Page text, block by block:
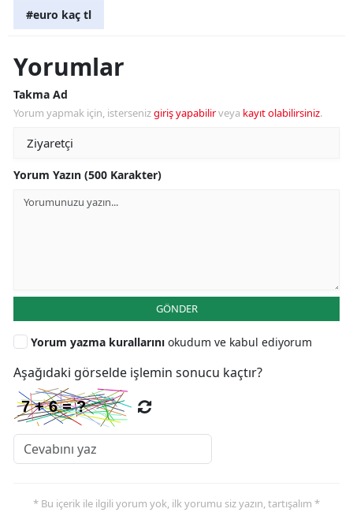
#euro kaç tl
Yorumlar
Takma Ad
Yorum yapmak için, istersenizgiriş yapabilirveya kayıt olabilirsiniz.
Yorum Yazın (500 Karakter)
GÖNDER
Yorum yazma kurallarını okudum ve kabul ediyorum
Aşağıdaki görselde işlemin sonucu kaçtır?
* Bu içerik ile ilgili yorum yok, ilk yorumu siz yazın, tartışalım *